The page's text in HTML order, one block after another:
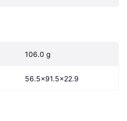
106.0 g
56.5x91.5x22.9